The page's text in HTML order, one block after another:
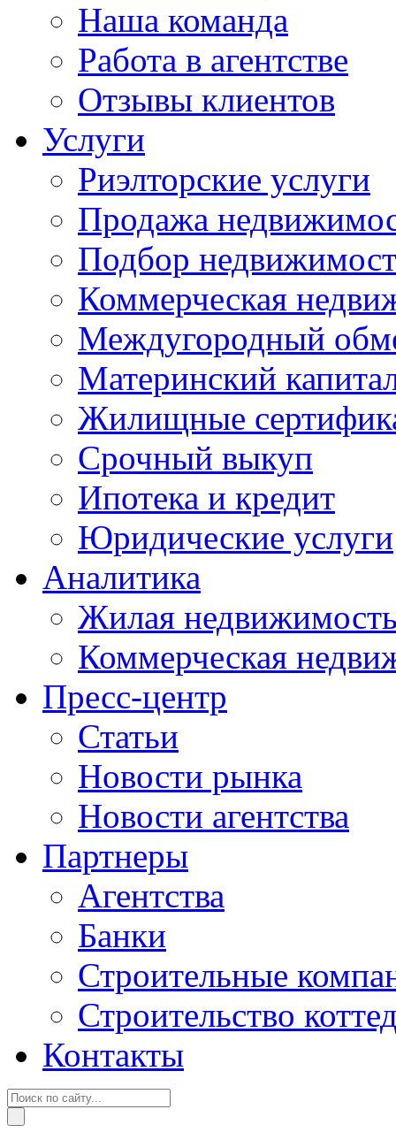
Наша команда
Работа в агентстве
Отзывы клиентов
Услуги
Риэлторские услуги
Продажа
Подбор
Коммерческая
Междугородный
Материнский
Жилищные
Срочный выкуп
Ипотека и кредит
Юридические услуги
Аналитика
Жилая
Коммерческая
Пресс-центр
Статьи
Новости рынка
Новости агентства
Партнеры
Агентства
Банки
Строительные
Строительство
Контакты